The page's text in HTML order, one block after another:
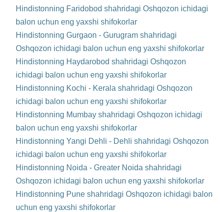
Hindistonning Faridobod shahridagi Oshqozon ichidagi
balon uchun eng yaxshi shifokorlar
Hindistonning Gurgaon - Gurugram shahridagi
Oshqozon ichidagi balon uchun eng yaxshi shifokorlar
Hindistonning Haydarobod shahridagi Oshqozon
ichidagi balon uchun eng yaxshi shifokorlar
Hindistonning Kochi - Kerala shahridagi Oshqozon
ichidagi balon uchun eng yaxshi shifokorlar
Hindistonning Mumbay shahridagi Oshqozon ichidagi
balon uchun eng yaxshi shifokorlar
Hindistonning Yangi Dehli - Dehli shahridagi Oshqozon
ichidagi balon uchun eng yaxshi shifokorlar
Hindistonning Noida - Greater Noida shahridagi
Oshqozon ichidagi balon uchun eng yaxshi shifokorlar
Hindistonning Pune shahridagi Oshqozon ichidagi balon
uchun eng yaxshi shifokorlar